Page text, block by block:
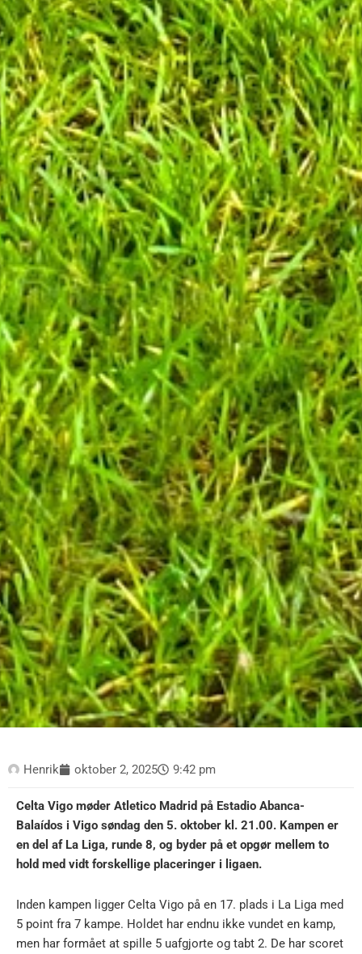
Henrik oktober 2, 2025 9:42 pm
Celta Vigo møder Atletico Madrid på Estadio Abanca-
Balaídos i Vigo søndag den 5. oktober kl. 21.00. Kampen er
en del af La Liga, runde 8, og byder på et opgør mellem to
hold med vidt forskellige placeringer i ligaen.
Inden kampen ligger Celta Vigo på en 17. plads i La Liga med
5 point fra 7 kampe. Holdet har endnu ikke vundet en kamp,
men har formået at spille 5 uafgjorte og tabt 2. De har scoret